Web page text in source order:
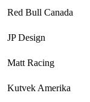
Red Bull Canada
JP Design
Matt Racing
Kutvek Amerika